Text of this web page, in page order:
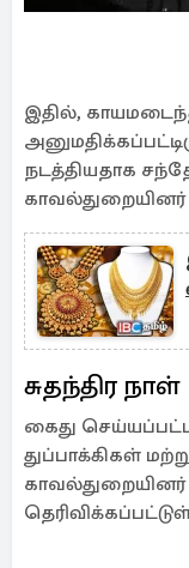
இதில்,
நடத்தியதாக
சுதந்திர நாள்
கைது
துப்பாக்கிகள்
காவல்துறையினர்